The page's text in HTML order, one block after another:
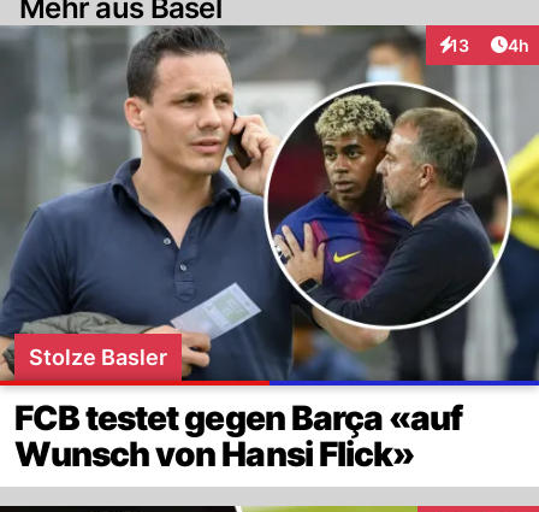
Mehr aus Basel
13
Interaktionen
4h
Stolze Basler
FCB testet gegen Barça «auf
Wunsch von Hansi Flick»